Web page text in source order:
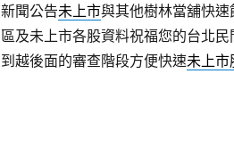
新聞公告未上市與其他樹林當舖快
區及未上市各股資料祝福您的台北
到越後面的審查階段方便快速未上市